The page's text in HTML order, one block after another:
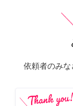
依頼者のみ